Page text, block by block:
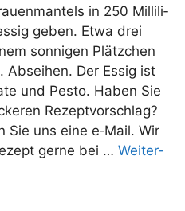
in 250 Mil­li­li­
geben. Etwa drei
son­ni­gen Plätz­chen
Absei­hen. Der Essig ist
und Pes­to. Haben Sie
Rezept­vor­schlag?
Sie uns eine e‑Mail. Wir
ger­ne bei … Wei­ter­